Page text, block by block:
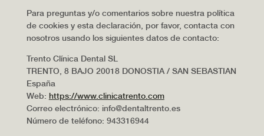
Para preguntas y/o comentarios sobre nuestra política
de cookies y esta declaración, por favor, contacta con
nosotros usando los siguientes datos de contacto:
Trento Clínica Dental SL
TRENTO, 8 BAJO 20018 DONOSTIA / SAN SEBASTIAN
España
Web: https://www.clinicatrento.com
Correo electrónico: info@dentaltrento.es
Número de teléfono: 943316944